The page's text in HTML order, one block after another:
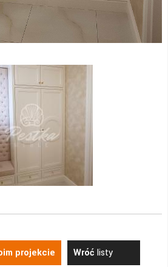
projekcie Wróć listy